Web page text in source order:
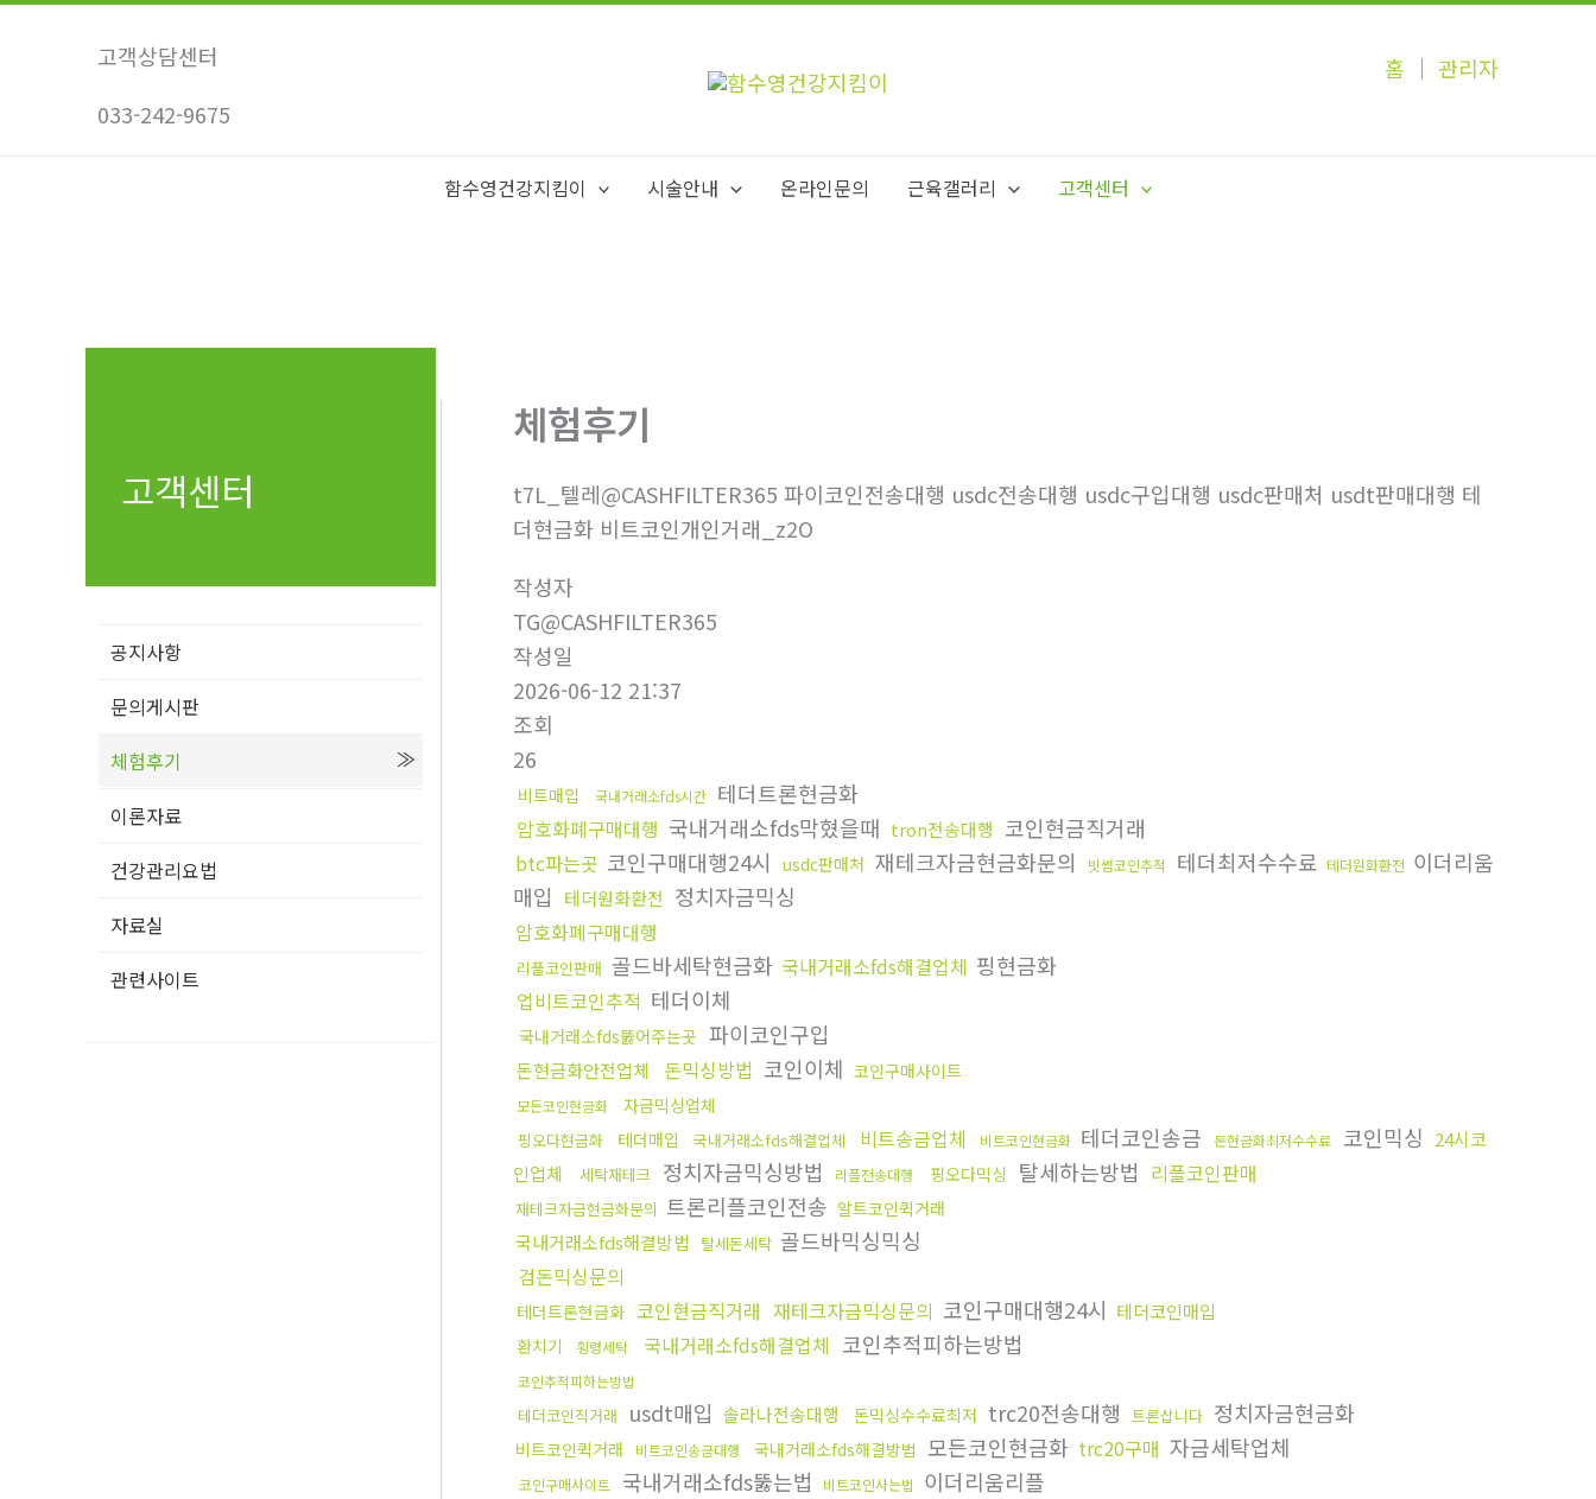
콘
고객상담센터
033-242-9675
홈 │ 관리자
함수영건강지킴이 시술안내 온라인문의 근육갤러리 고객센터
고객센터
공지사항
문의게시판
체험후기
이론자료
건강관리요법
자료실
관련사이트
체험후기
t7L_텔레@CASHFILTER365 파이코인전송대행 usdc전송대행 usdc구입대행 usdc판매처 usdt판매대행 테
더현금화 비트코인개인거래_z2O
작성자
TG@CASHFILTER365
작성일
2026-06-12 21:37
조회
26
비트매입 국내거래소fds시간 테더트론현금화
암호화폐구매대행 국내거래소fds막혔을때 tron전송대행 코인현금직거래
btc파는곳 코인구매대행24시 usdc판매처 재테크자금현금화문의 빗썸코인추적 테더최저수수료 테더원화환전 이더리움
매입
테더원화환전 정치자금믹싱
암호화폐구매대행
리플코인판매 골드바세탁현금화 국내거래소fds해결업체 핑현금화
업비트코인추적 테더이체
국내거래소fds뚫어주는곳 파이코인구입
돈현금화안전업체 돈믹싱방법 코인이체 코인구매사이트
모든코인현금화 자금믹싱업체
핑오다현금화 테더매입 국내거래소fds해결업체 비트송금업체 비트코인현금화 테더코인송금 돈현금화최저수수료 코인믹싱 24시코
인업체
세탁재테크 정치자금믹싱방법 리플전송대행 핑오다믹싱 탈세하는방법 리플코인판매
재테크자금현금화문의 트론리플코인전송 알트코인퀵거래
국내거래소fds해결방법 탈세돈세탁 골드바믹싱믹싱
검돈믹싱문의
테더트론현금화 코인현금직거래 재테크자금믹싱문의 코인구매대행24시 테더코인매입
환치기 횡령세탁 국내거래소fds해결업체 코인추적피하는방법
코인추적피하는방법
테더코인직거래 usdt매입 솔라나전송대행 돈믹싱수수료최저 trc20전송대행 트론삽니다 정치자금현금화
비트코인퀵거래 비트코인송금대행 국내거래소fds해결방법 모든코인현금화 trc20구매 자금세탁업체
코인구매사이트 국내거래소fds뚫는법 비트코인사는법 이더리움리플